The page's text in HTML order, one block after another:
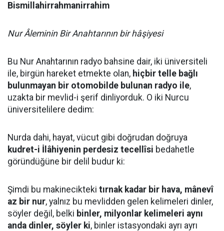
Bismillahirrahmanirrahim
Nur Âleminin Bir Anahtarının bir hâşiyesi
Bu Nur Anahtarının radyo bahsine dair, iki üniversiteli
ile, birgün hareket etmekte olan, hiçbir telle bağlı
bulunmayan bir otomobilde bulunan radyo ile,
uzakta bir mevlid-i şerif dinliyorduk. O iki Nurcu
üniversitelilere dedim:
Nurda dahi, hayat, vücut gibi doğrudan doğruya
kudret-i İlâhiyenin perdesiz tecellîsi bedahetle
göründüğüne bir delil budur ki:
Şimdi bu makinecikteki tırnak kadar bir hava, mânevî
az bir nur, yalnız bu mevlidden gelen kelimeleri dinler,
söyler değil, belki binler, milyonlar kelimeleri aynı
anda dinler, söyler ki, binler istasyondaki ayrı ayrı